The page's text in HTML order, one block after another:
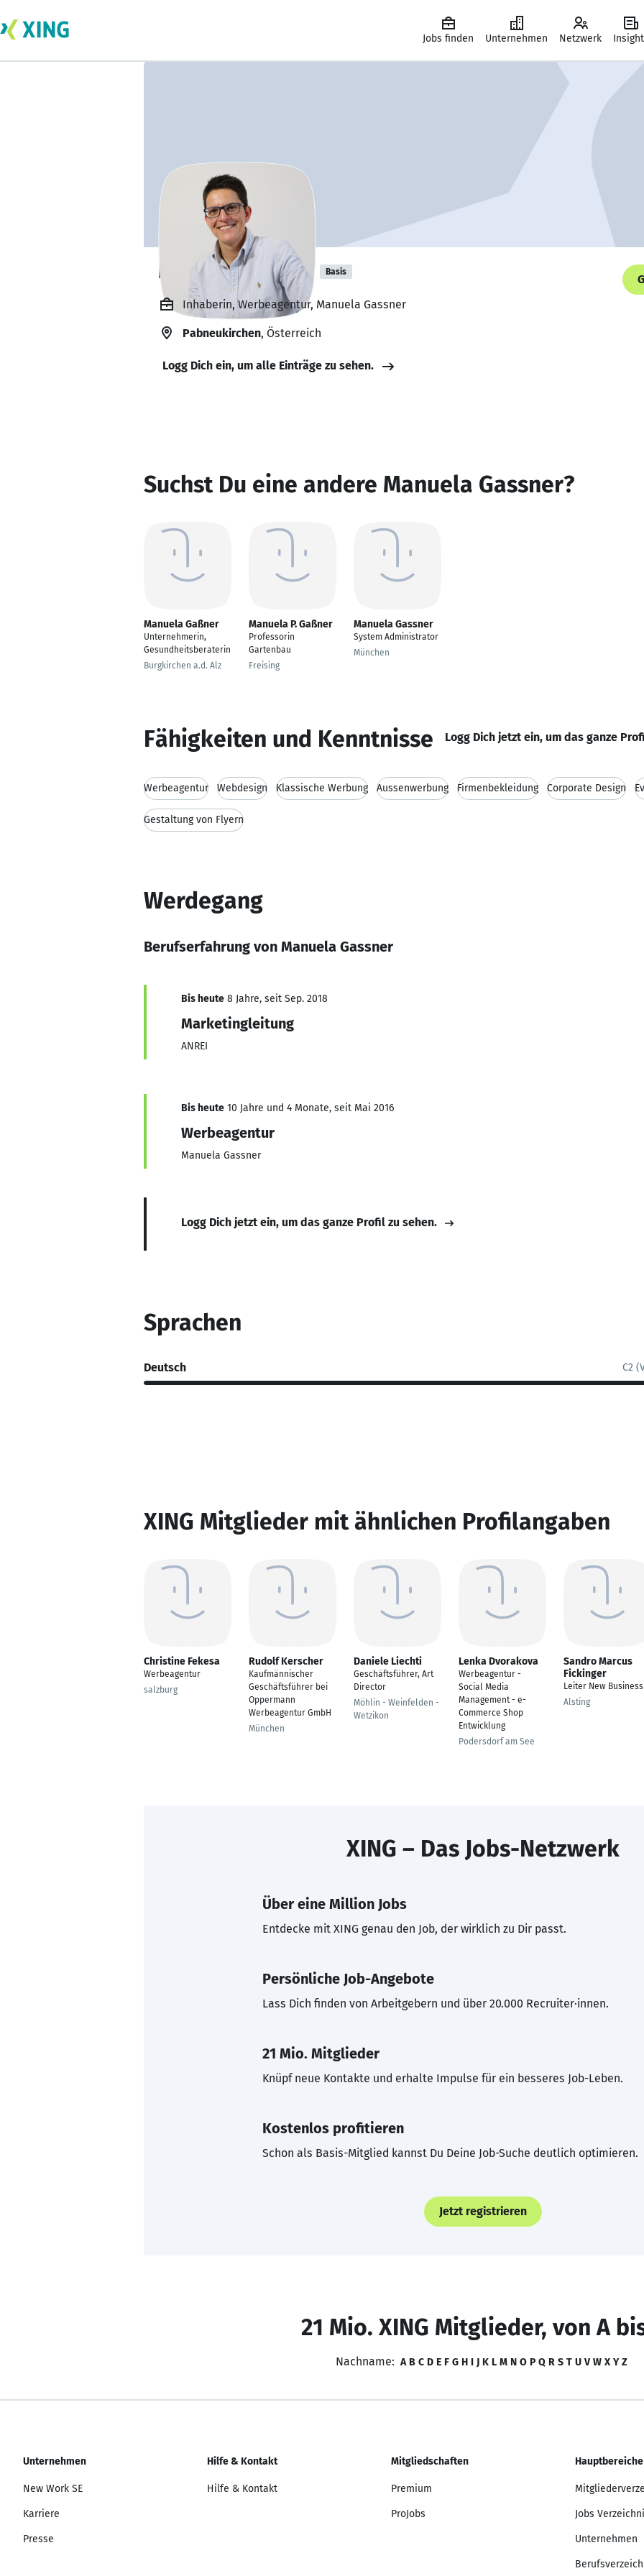
Jobs finden Unternehmen Netzwerk
Manuela Gassner Basis
Inhaberin, Werbeagentur, Manuela Gassner
Pabneukirchen, Österreich
Logg Dich ein, um alle Einträge zu sehen.
Suchst Du eine andere Manuela Gassner?
Manuela Gaßner
Unternehmerin,
Gesundheitsberaterin
Burgkirchen a.d. Alz
Manuela P. Gaßner
Professorin
Gartenbau
Freising
Manuela Gassner
System Administrator
München
Fähigkeiten und Kenntnisse Logg Dich jetzt ein, um das ganze
Werbeagentur Webdesign Klassische Werbung Aussenwerbung Firmenbekleidung Corporate Design
Gestaltung von Flyern
Werdegang
Berufserfahrung von Manuela Gassner
Bis heute 8 Jahre, seit Sep. 2018
Marketingleitung
ANREI
Bis heute 10 Jahre und 4 Monate, seit Mai 2016
Werbeagentur
Manuela Gassner
Logg Dich jetzt ein, um das ganze Profil zu sehen.
Sprachen
Deutsch C2
XING Mitglieder mit ähnlichen Profilangaben
Christine Fekesa
Werbeagentur
salzburg
Rudolf Kerscher
Kaufmännischer
Geschäftsführer bei
Oppermann
Werbeagentur GmbH
München
Daniele Liechti
Geschäftsführer, Art
Director
Möhlin - Weinfelden -
Wetzikon
Lenka Dvorakova
Werbeagentur -
Social Media
Management - e-
Commerce Shop
Entwicklung
Podersdorf am See
Sandro Marcus
Fickinger
Leiter New Business
Alsting
XING – Das Jobs-Netzwerk
Über eine Million Jobs
Entdecke mit XING genau den Job, der wirklich zu Dir passt.
Persönliche Job-Angebote
Lass Dich finden von Arbeitgebern und über 20.000 Recruiter·innen.
21 Mio. Mitglieder
Knüpf neue Kontakte und erhalte Impulse für ein besseres Job-Leben.
Kostenlos profitieren
Schon als Basis-Mitglied kannst Du Deine Job-Suche deutlich optimieren.
Jetzt registrieren
21 Mio. XING Mitglieder, von A
Nachname: A B C D E F G H I J K L M N O P Q R S T U V W X Y Z
Unternehmen
New Work SE
Karriere
Presse
Hilfe & Kontakt
Hilfe & Kontakt
Mitgliedschaften
Premium
ProJobs
Hauptbereiche
Jobs
Unternehmen